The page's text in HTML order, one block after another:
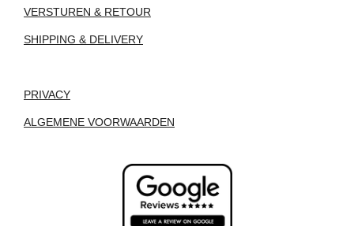
VERSTUREN & RETOUR
SHIPPING & DELIVERY
PRIVACY
ALGEMENE VOORWAARDEN